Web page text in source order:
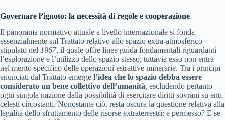
Governare l’ignoto: la necessità di regole e cooperazione
Il panorama normativo attuale a livello internazionale si fonda
essenzialmente sul Trattato relativo allo spazio extra-atmosferico
stipulato nel 1967, il quale offre linee guida fondamentali riguardanti
l’esplorazione e l’utilizzo dello spazio stesso; tuttavia esso non entra
nel merito specifico delle operazioni estrattive minerarie. Tra i principi
enunciati dal Trattato emerge l’idea che lo spazio debba essere
considerato un bene collettivo dell’umanità, escludendo pertanto
ogni singola nazione dalla possibilità di esercitare diritti sovrani su enti
celesti circostanti. Nonostante ciò, resta oscura la questione relativa alla
legalità dello sfruttamento delle risorse extraterrestri: è permesso? E se